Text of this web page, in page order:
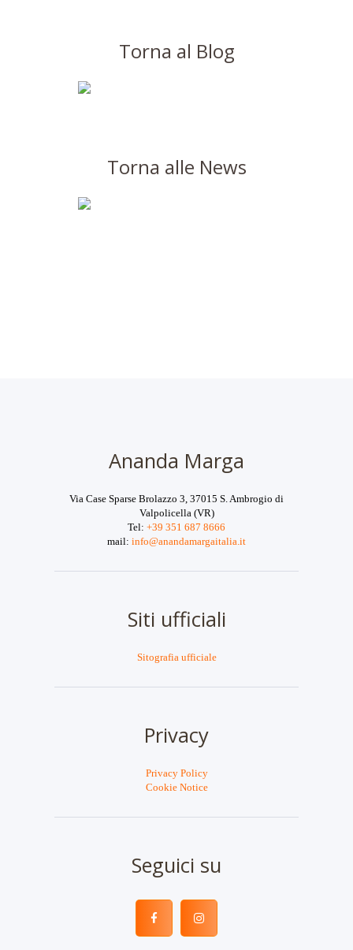
Torna al Blog
Torna alle News
Ananda Marga
Via Case Sparse Brolazzo 3, 37015 S. Ambrogio di
Valpolicella (VR)
Tel: +39 351 687 8666
mail: info@anandamargaitalia.it
Siti ufficiali
Sitografia ufficiale
Privacy
Privacy Policy
Cookie Notice
Seguici su